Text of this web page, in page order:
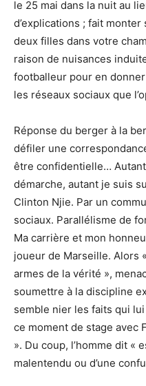
le 25 mai dans la nuit au
d’explications ; fait
deux filles dans votre
raison de nuisances
footballeur pour en
les réseaux sociaux que
Réponse du berger à la
défiler une
être confidentielle…
démarche, autant je suis
Clinton Njie. Par un
sociaux. Parallélisme de
Ma carrière et mon
joueur de Marseille. Alors
armes de la vérité »,
soumettre à la discipline
semble nier les faits qui
ce moment de stage avec
». Du coup, l’homme dit «
malentendu ou d’une